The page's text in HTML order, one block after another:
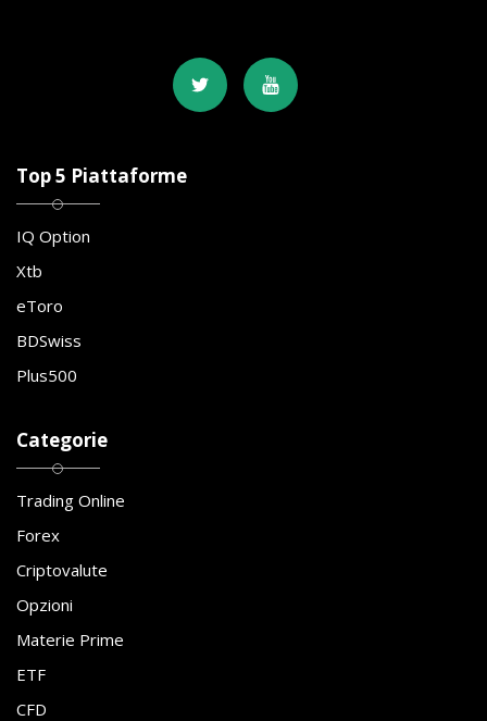
Top 5 Piattaforme
IQ Option
Xtb
eToro
BDSwiss
Plus500
Categorie
Trading Online
Forex
Criptovalute
Opzioni
Materie Prime
ETF
CFD